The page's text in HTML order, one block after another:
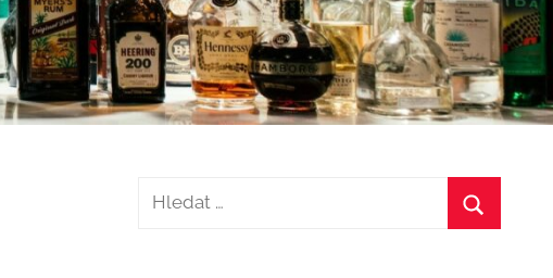
Hledat: